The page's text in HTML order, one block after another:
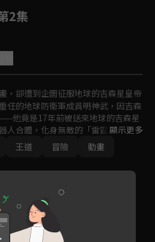
2集
，卻遭到企圖征服地球的吉森星皇帝
任的地球防衛軍成員明神武，因吉森
他竟是17年前被送來地球的吉森星
人合體，化身無敵的「雷霆王」，迎
，這場戰役卻成為他與親哥哥馬克悲
顯示更多
王道 冒險
動畫